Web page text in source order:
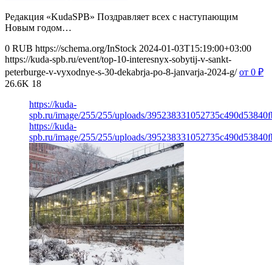
Редакция «KudaSPB» Поздравляет всех с наступающим
Новым годом…
0 RUB https://schema.org/InStock 2024-01-03T15:19:00+03:00
https://kuda-spb.ru/event/top-10-interesnyx-sobytij-v-sankt-
peterburge-v-vyxodnye-s-30-dekabrja-po-8-janvarja-2024-g/ от 0 ₽
26.6K 18
https://kuda-
spb.ru/image/255/255/uploads/
https://kuda-
spb.ru/image/255/255/uploads/